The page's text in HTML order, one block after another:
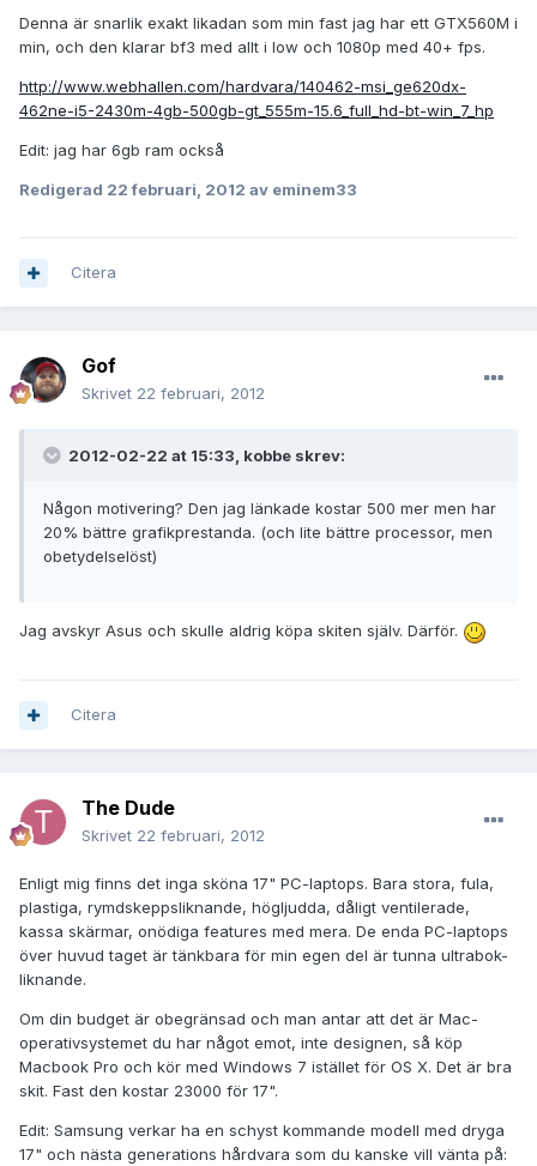
Denna är snarlik exakt likadan som min fast jag har ett GTX560M i
min, och den klarar bf3 med allt i low och 1080p med 40+ fps.
http://www.webhallen.com/hardvara/140462-msi_ge620dx-
462ne-i5-2430m-4gb-500gb-gt_555m-15.6_full_hd-bt-win_7_hp
Edit: jag har 6gb ram också
Redigerad 22 februari, 2012 av eminem33
Citera
Gof
Skrivet 22 februari, 2012
2012-02-22 at 15:33, kobbe skrev:
Någon motivering? Den jag länkade kostar 500 mer men har
20% bättre grafikprestanda. (och lite bättre processor, men
obetydelselöst)
Jag avskyr Asus och skulle aldrig köpa skiten själv. Därför.
Citera
The Dude
Skrivet 22 februari, 2012
Enligt mig finns det inga sköna 17" PC-laptops. Bara stora, fula,
plastiga, rymdskeppsliknande, högljudda, dåligt ventilerade,
kassa skärmar, onödiga features med mera. De enda PC-laptops
över huvud taget är tänkbara för min egen del är tunna ultrabok-
liknande.
Om din budget är obegränsad och man antar att det är Mac-
operativsystemet du har något emot, inte designen, så köp
Macbook Pro och kör med Windows 7 istället för OS X. Det är bra
skit. Fast den kostar 23000 för 17".
Edit: Samsung verkar ha en schyst kommande modell med dryga
17" och nästa generations hårdvara som du kanske vill vänta på: